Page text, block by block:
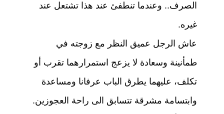
الصرف.. وعندما تنطفئ عند هذا تشتعل عند
غيره.
عاش الرجل عميق النظر مع زوجته في
طمأنينة وسعادة لا يزعج استمرارهما تقرب أو
تكلف، عليهما يطرق الباب عرفانا ومساعدة
وابتسامة مشرقة تتسابق الى راحة العجوزين.